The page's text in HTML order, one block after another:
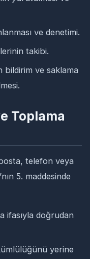
ve denetimi.
takibi.
bildirim ve saklama
Toplama
telefon veya
5. maddesinde
ifasıyla doğrudan
yerine